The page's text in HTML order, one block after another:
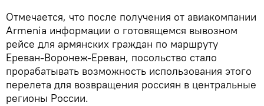
Отмечается, что после получения от авиакомпании
Armenia информации о готовящемся вывозном
рейсе для армянских граждан по маршруту
Ереван-Воронеж-Ереван, посольство стало
прорабатывать возможность использования этого
перелета для возвращения россиян в центральные
регионы России.